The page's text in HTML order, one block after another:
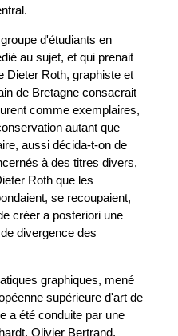
d'étudiants en
au sujet, et qui prenait
Dieter Roth, graphiste et
de Bretagne consacrait
comme exemplaires,
autant que
aussi décida-t-on de
à des titres divers,
Roth que les
se recoupaient,
créer a posteriori une
divergence des
graphiques, mené
supérieure d'art de
a été conduite par une
Olivier Bertrand,